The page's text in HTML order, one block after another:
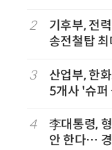
2
기후부, 전
송전철탑
3
산업부, 한
5개사 '슈퍼
4
李대통령,
안 한다…